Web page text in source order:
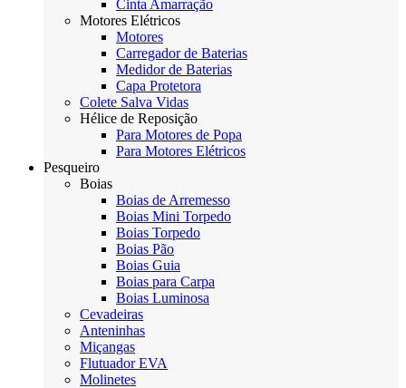
Cinta Amarração
Motores Elétricos
Motores
Carregador de Baterias
Medidor de Baterias
Capa Protetora
Colete Salva Vidas
Hélice de Reposição
Para Motores de Popa
Para Motores Elétricos
Pesqueiro
Boias
Boias de Arremesso
Boias Mini Torpedo
Boias Torpedo
Boias Pão
Boias Guia
Boias para Carpa
Boias Luminosa
Cevadeiras
Anteninhas
Miçangas
Flutuador EVA
Molinetes